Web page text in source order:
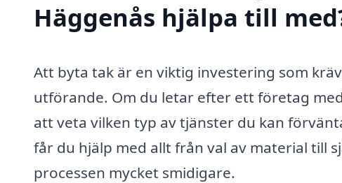
Häggenås hjälpa till
Att byta tak är en viktig investering som
utförande. Om du letar efter ett företag
att veta vilken typ av tjänster du kan
får du hjälp med allt från val av material till
processen mycket smidigare.